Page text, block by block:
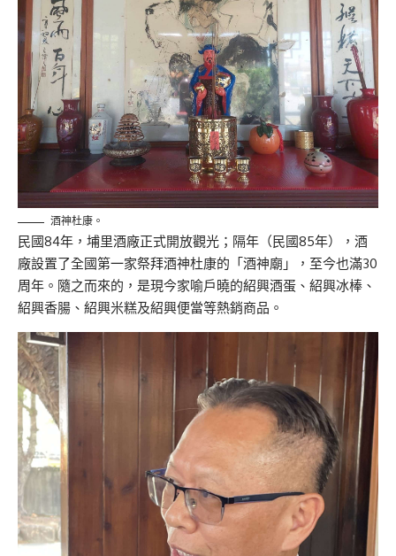
酒神杜康。
民國84年，埔里酒廠正式開放觀光；隔年（民國85年）， 酒
廠設置了全國第一家祭拜酒神杜康的「酒神廟」， 至今也滿30
周年。隨之而來的，是現今家喻戶曉的紹興酒蛋、 紹興冰棒、
紹興香腸、紹興米糕及紹興便當等熱銷商品。